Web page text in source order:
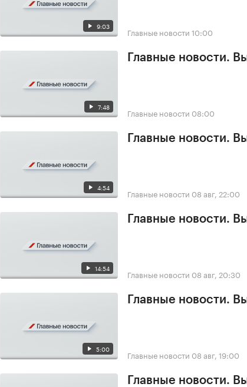
9:03 Главные новости 10:00
7:48
Главные новости.
Главные новости 08:00
4:54
Главные новости.
Главные новости 08 авг, 22:00
14:54
Главные новости.
Главные новости 08 авг, 20:30
5:00
Главные новости.
Главные новости 08 авг, 19:00
Главные новости.